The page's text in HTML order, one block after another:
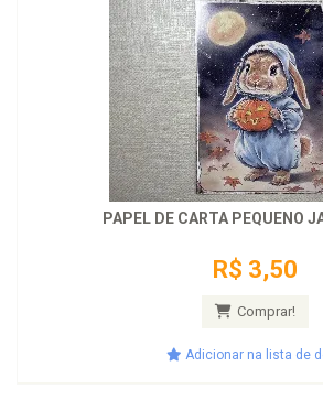
PAPEL DE CARTA PEQUENO
R$ 3,50
Comprar!
Adicionar na lista de